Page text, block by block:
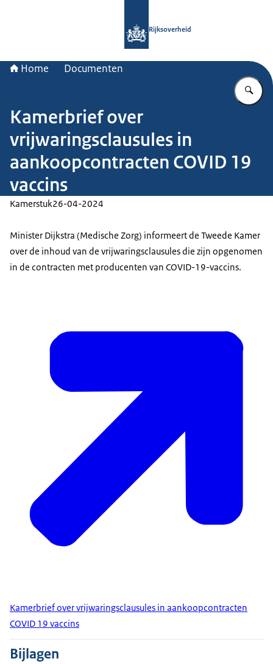
Rijksoverheid
Home Documenten
Kamerbrief over
vrijwaringsclausules in
aankoopcontracten COVID 19
vaccins
Kamerstuk26-04-2024
Minister Dijkstra (Medische Zorg) informeert de Tweede Kamer
over de inhoud van de vrijwaringsclausules die zijn opgenomen
in de contracten met producenten van COVID-19-vaccins.
Kamerbrief over vrijwaringsclausules in aankoopcontracten
COVID 19 vaccins
Bijlagen